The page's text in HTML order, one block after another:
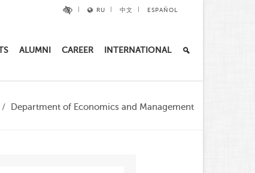
RU 中文 ESPAÑOL
ALUMNI CAREER INTERNATIONAL
Department of Economics and Management